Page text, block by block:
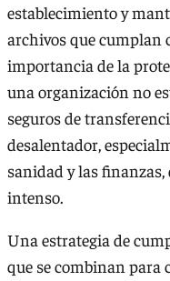
establecimiento y
archivos que cumplan
importancia de la
una organización no
seguros de
desalentador,
sanidad y las
intenso.
Una estrategia de
que se combinan para